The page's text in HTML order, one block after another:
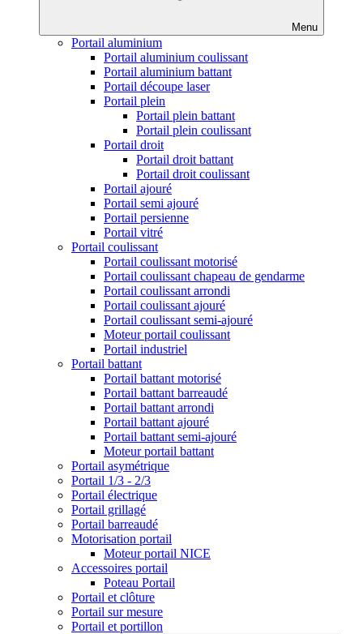
Menu
Portail aluminium
Portail aluminium coulissant
Portail aluminium battant
Portail découpe laser
Portail plein
Portail plein battant
Portail plein coulissant
Portail droit
Portail droit battant
Portail droit coulissant
Portail ajouré
Portail semi ajouré
Portail persienne
Portail vitré
Portail coulissant
Portail coulissant motorisé
Portail coulissant chapeau de gendarme
Portail coulissant arrondi
Portail coulissant ajouré
Portail coulissant semi-ajouré
Moteur portail coulissant
Portail industriel
Portail battant
Portail battant motorisé
Portail battant barreaudé
Portail battant arrondi
Portail battant ajouré
Portail battant semi-ajouré
Moteur portail battant
Portail asymétrique
Portail 1/3 - 2/3
Portail électrique
Portail grillagé
Portail barreaudé
Motorisation portail
Moteur portail NICE
Accessoires portail
Poteau Portail
Portail et clôture
Portail sur mesure
Portail et portillon